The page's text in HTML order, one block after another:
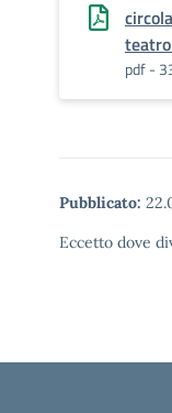
pdf -
Pubblicato:
Eccetto dove